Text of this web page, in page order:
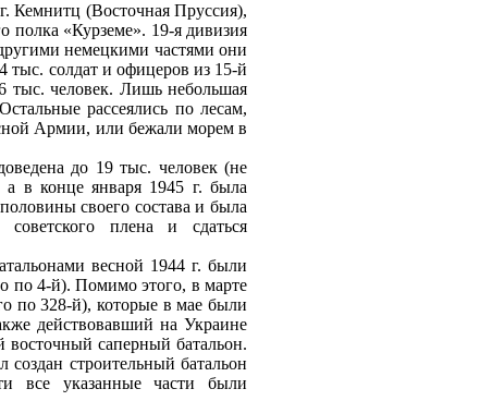
Кемнитц (Восточная Пруссия),
полка «Курземе». 19‑я дивизия
немецкими частями они
солдат и офицеров из 15‑й
тыс. человек. Лишь небольшая
рассеялись по лесам,
Армии, или бежали морем в
до 19 тыс. человек (не
а в конце января 1945 г. была
своего состава и была
плена и сдаться
весной 1944 г. были
по 4‑й). Помимо этого, в марте
по 328‑й), которые в мае были
действовавший на Украине
саперный батальон.
строительный батальон
все указанные части были